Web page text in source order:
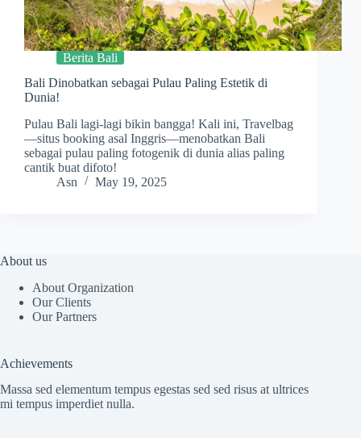
Berita Bali
Bali Dinobatkan sebagai Pulau Paling Estetik di
Dunia!
Pulau Bali lagi-lagi bikin bangga! Kali ini, Travelbag
—situs booking asal Inggris—menobatkan Bali
sebagai pulau paling fotogenik di dunia alias paling
cantik buat difoto!
Asn
May 19, 2025
About us
About Organization
Our Clients
Our Partners
Achievements
Massa sed elementum tempus egestas sed sed risus at ultrices
mi tempus imperdiet nulla.